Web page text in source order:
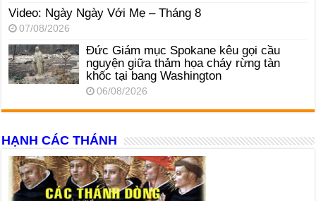
Video: Ngày Ngày Với Mẹ – Tháng 8
07/08/2026
Đức Giám mục Spokane kêu gọi cầu
nguyện giữa thảm họa cháy rừng tàn
khốc tại bang Washington
06/08/2026
HẠNH CÁC THÁNH